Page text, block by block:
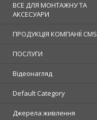
ВСЕ ДЛЯ МОНТАЖНУ ТА
АКСЕСУАРИ
ПРОДУКЦІЯ КОМПАНІЇ CMS
ПОСЛУГИ
Відеонагляд
Default Category
Джерела живлення